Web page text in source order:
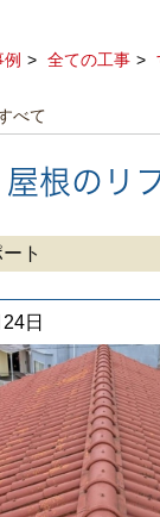
全ての工事
べて
根のリ
ト
日